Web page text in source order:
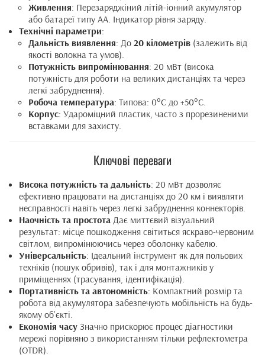
Живлення: Перезаряджіний літій-іонний акумулятор
або батареї типу АА. Індикатор рівня заряду.
Технічні параметри:
Дальність виявлення: До 20 кілометрів (залежить від
якості волокна та умов).
Потужність випромінювання: 20 мВт (висока
потужність для роботи на великих дистанціях та через
легкі забруднення).
Робоча температура: Типова: 0°C до +50°C.
Корпус: Удароміцний пластик, часто з прорезиненими
вставками для захисту.
Ключові переваги
Висока потужність та дальність: 20 мВт дозволяє
ефективно працювати на дистанціях до 20 км і виявляти
несправності навіть через легкі забруднення коннекторів.
Наочність та простота Дає миттєвий візуальний
результат: місце пошкодження світиться яскраво-червоним
світлом, випромінюючись через оболонку кабелю.
Універсальність: Ідеальний інструмент як для польових
техніків (пошук обривів), так і для монтажників у
приміщеннях (трасування, ідентифікація).
Портативність та автономність: Компактний розмір та
робота від акумулятора забезпечують мобільність на будь-
якому об'єкті.
Економія часу Значно прискорює процес діагностики
мережі порівняно з використанням тільки рефлектометра
(OTDR).